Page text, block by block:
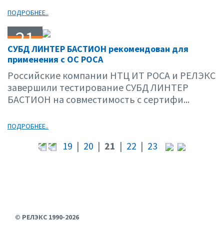
ПОДРОБНЕЕ..
21
03.16
СУБД ЛИНТЕР БАСТИОН рекомендован для
применения с ОС РОСА
Российские компании НТЦ ИТ РОСА и РЕЛЭКС
завершили тестирование СУБД ЛИНТЕР
БАСТИОН на совместимость с сертифи...
ПОДРОБНЕЕ..
19 | 20 | 21 | 22 | 23
© РЕЛЭКС 1990-2026